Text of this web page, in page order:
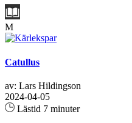
M
Catullus
av: Lars Hildingson
2024-04-05
Lästid 7 minuter